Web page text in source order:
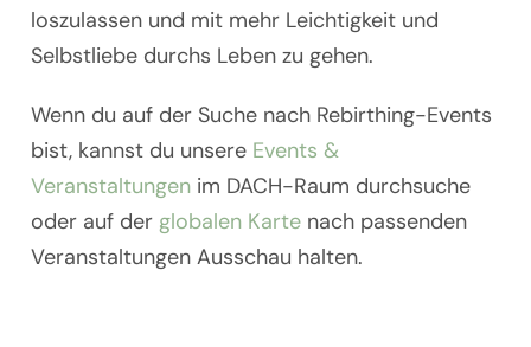
loszulassen und mit mehr Leichtigkeit und
Selbstliebe durchs Leben zu gehen.
Wenn du auf der Suche nach Rebirthing-Events
bist, kannst du unsere Events &
Veranstaltungen im DACH-Raum durchsuche
oder auf der globalen Karte nach passenden
Veranstaltungen Ausschau halten.